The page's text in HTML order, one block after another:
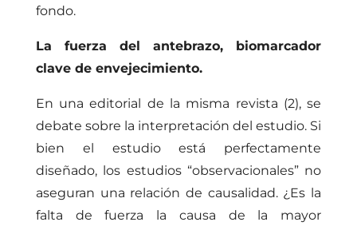
fondo.
La fuerza del antebrazo, biomarcador
clave de envejecimiento.
En una editorial de la misma revista (2), se
debate sobre la interpretación del estudio. Si
bien el estudio está perfectamente
diseñado, los estudios “observacionales” no
aseguran una relación de causalidad. ¿Es la
falta de fuerza la causa de la mayor